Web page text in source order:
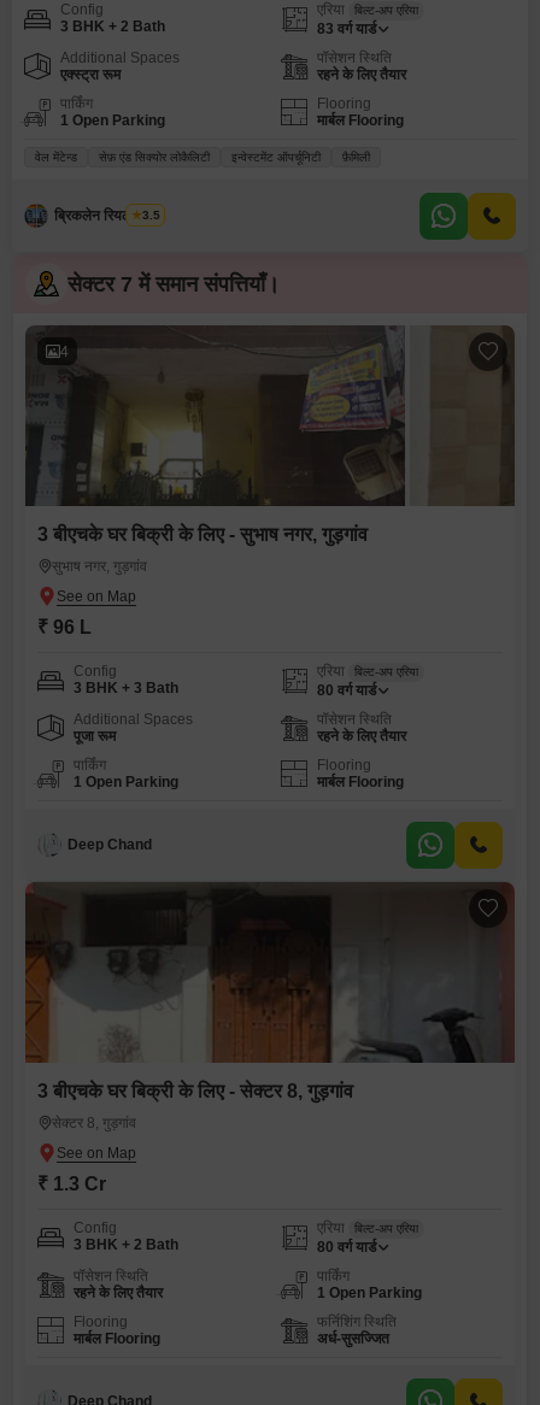
Config
3 BHK + 2 Bath
एरिया बिल्ट-अप एरिया
83 वर्ग यार्ड
Additional Spaces
एक्स्ट्रा रूम
पॉसेशन स्थिति
रहने के लिए तैयार
पार्किंग
1 Open Parking
Flooring
मार्बल Flooring
वेल मेंटेन्ड सेफ़ एंड सिक्योर लोकैलिटी इन्वेस्टमेंट ऑपर्चूनिटी फ़ैमिली
ब्रिकलेन रियल एस्टेट
3.5
सेक्टर 7 में समान संपत्तियाँ।
4
3 बीएचके घर बिक्री के लिए - सुभाष नगर, गुड़गांव
सुभाष नगर, गुड़गांव
₹ 96 L
Config
3 BHK + 3 Bath
एरिया बिल्ट-अप एरिया
80 वर्ग यार्ड
Additional Spaces
पूजा रूम
पॉसेशन स्थिति
रहने के लिए तैयार
पार्किंग
1 Open Parking
Flooring
मार्बल Flooring
Deep Chand
3 बीएचके घर बिक्री के लिए - सेक्टर 8, गुड़गांव
सेक्टर 8, गुड़गांव
₹ 1.3 Cr
Config
3 BHK + 2 Bath
एरिया बिल्ट-अप एरिया
80 वर्ग यार्ड
पॉसेशन स्थिति
रहने के लिए तैयार
पार्किंग
1 Open Parking
Flooring
मार्बल Flooring
फर्निशिंग स्थिति
अर्ध-सुसज्जित
Deep Chand